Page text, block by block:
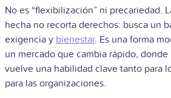
No es “flexibilización” ni precariedad.
hecha no recorta derechos: busca un
exigencia y bienestar. Es una forma
un mercado que cambia rápido,
vuelve una habilidad clave tanto para
para las organizaciones.